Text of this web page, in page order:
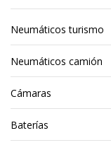
Neumáticos turismo
Neumáticos camión
Cámaras
Baterías